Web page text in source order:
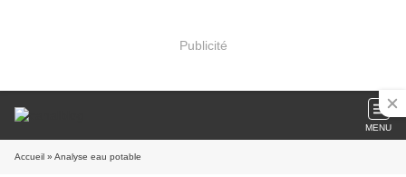
Publicité
MENU
Accueil » Analyse eau potable